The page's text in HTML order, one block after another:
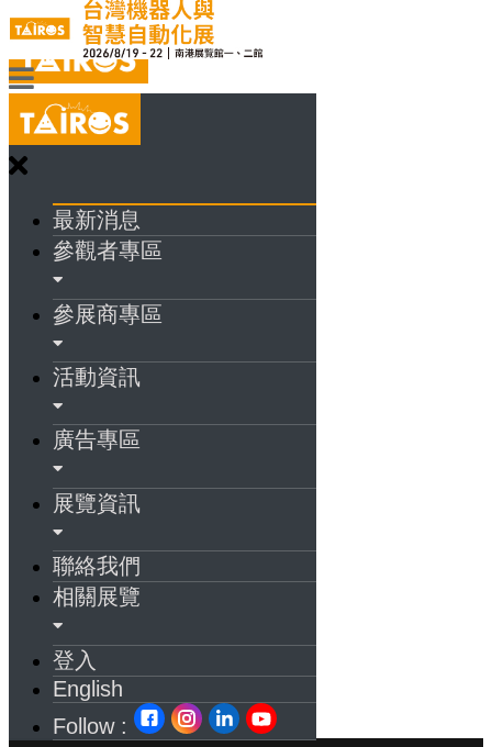
最新消息
參觀者專區
參展商專區
活動資訊
廣告專區
展覽資訊
聯絡我們
相關展覽
登入
English
Follow :